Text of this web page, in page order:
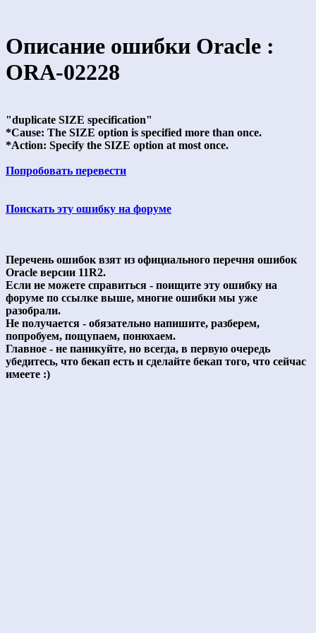
Описание ошибки Oracle :
ORA-02228
"duplicate SIZE specification"
*Cause: The SIZE option is specified more than once.
*Action: Specify the SIZE option at most once.
Попробовать перевести
Поискать эту ошибку на форуме
Перечень ошибок взят из официального перечня ошибок
Oracle версии 11R2.
Если не можете справиться - поищите эту ошибку на
форуме по ссылке выше, многие ошибки мы уже
разобрали.
Не получается - обязательно напишите, разберем,
попробуем, пощупаем, понюхаем.
Главное - не паникуйте, но всегда, в первую очередь
убедитесь, что бекап есть и сделайте бекап того, что сейчас
имеете :)